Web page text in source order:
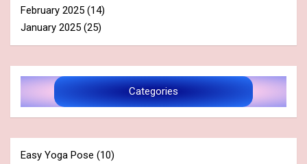
February 2025 (14)
January 2025 (25)
Categories
Easy Yoga Pose (10)